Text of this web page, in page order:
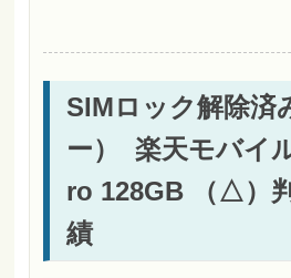
SIMロック解除済
ー） 楽天モバイ
ro 128GB （△）
績